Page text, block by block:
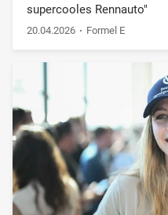
supercooles Rennauto"
20.04.2026 Formel E